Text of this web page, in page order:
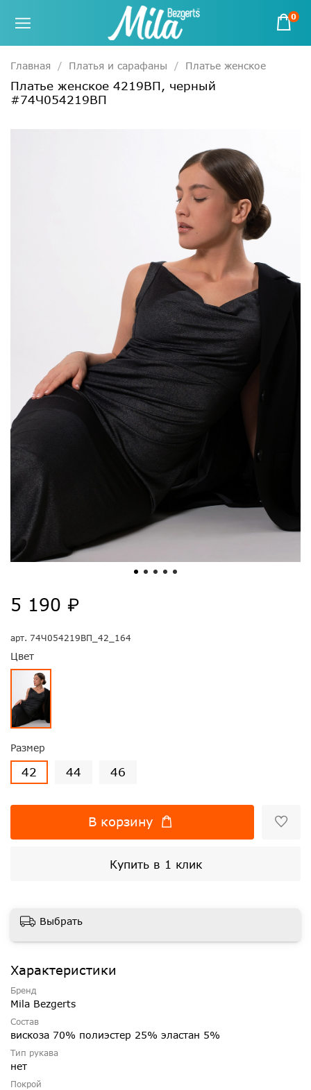
0
Главная Платья и сарафаны Платье женское
Платье женское 4219ВП, черный
#74Ч054219ВП
арт. 74Ч054219ВП_42_164
Цвет
Размер
42 44 46
5 190 ₽
В корзину
Купить в 1 клик
Выбрать
Характеристики
Бренд
Mila Bezgerts
Состав
вискоза 70% полиэстер 25% эластан 5%
Тип рукава
нет
Покрой